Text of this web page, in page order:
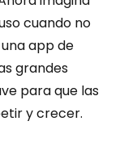
cuando no
app de
grandes
para que las
y crecer.